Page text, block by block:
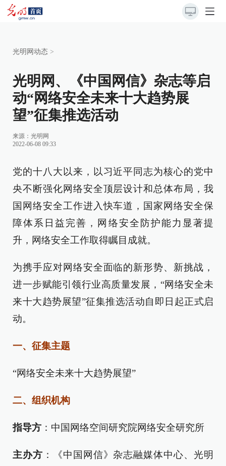
光明网动态 >
光明网、《中国网信》杂志等启
动“网络安全未来十大趋势展
望”征集推选活动
来源： 光明网
2022-06-08 09:33
党的十八大以来，以习近平同志为核心的党中
央不断强化网络安全顶层设计和总体布局，我
国网络安全工作进入快车道，国家网络安全保
障体系日益完善，网络安全防护能力显著提
升，网络安全工作取得瞩目成就。
为携手应对网络安全面临的新形势、新挑战，
进一步赋能引领行业高质量发展，“网络安全未
来十大趋势展望”征集推选活动自即日起正式启
动。
一、征集主题
“网络安全未来十大趋势展望”
二、组织机构
指导方 ：中国网络空间研究院网络安全研究所
主办方 ：《中国网信》杂志融媒体中心、光明